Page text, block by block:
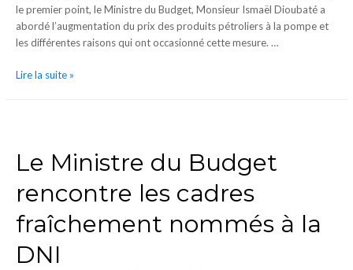
le premier point, le Ministre du Budget, Monsieur Ismaël Dioubaté a
abordé l’augmentation du prix des produits pétroliers à la pompe et
les différentes raisons qui ont occasionné cette mesure. …
Lire la suite »
Le Ministre du Budget
rencontre les cadres
fraîchement nommés à la
DNI